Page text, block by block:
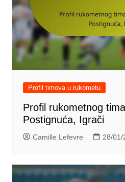
Profil timova u rukometu
Profil rukometnog
Postignuća, Igrači
Camille Lefevre 28/01/